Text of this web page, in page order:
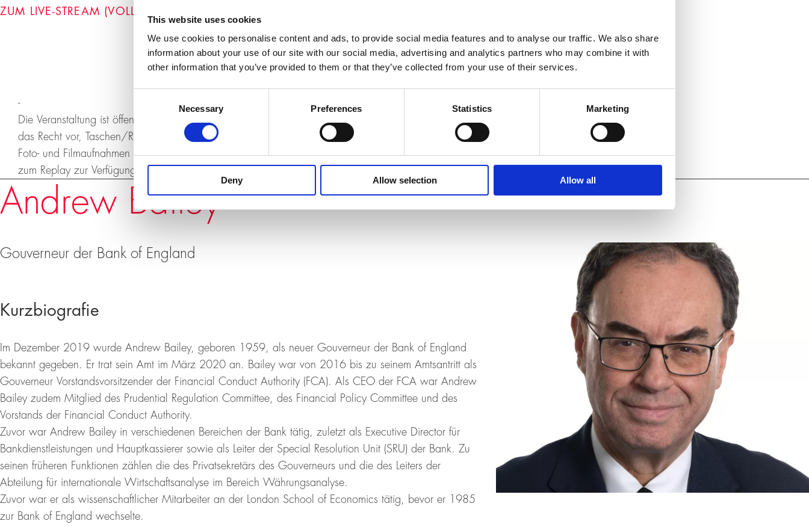
This website uses cookies
We use cookies to personalise content and ads, to provide social media features and to analyse our traffic. We also share
information about your use of our site with our social media, advertising and analytics partners who may combine it with
other information that you’ve provided to them or that they’ve collected from your use of their services.
Necessary Preferences Statistics Marketing
Deny Allow selection Allow all
ZUM LIVE-STREAM (VOLLBILD)
-
Die Veranstaltung ist öffentlich, der Eintritt frei. Voranmeldung nicht nötig. Platzreservation nicht möglich. Das Security-Personal behält sich
das Recht vor, Taschen/Rucksäcke zu kontrollieren.
Foto- und Filmaufnahmen sind ohne Bewilligung verboten und sind zu unterlassen. Die Veranstaltung wird ausserdem live übertragen und
zum Replay zur Verfügung gestellt.
Redner
Andrew Bailey
Gouverneur der Bank of England
Kurzbiografie
Im Dezember 2019 wurde Andrew Bailey, geboren 1959, als neuer Gouverneur der Bank of England
bekannt gegeben. Er trat sein Amt im März 2020 an. Bailey war von 2016 bis zu seinem Amtsantritt als
Gouverneur Vorstandsvorsitzender der Financial Conduct Authority (FCA). Als CEO der FCA war Andrew
Bailey zudem Mitglied des Prudential Regulation Committee, des Financial Policy Committee und des
Vorstands der Financial Conduct Authority.
Zuvor war Andrew Bailey in verschiedenen Bereichen der Bank tätig, zuletzt als Executive Director für
Bankdienstleistungen und Hauptkassierer sowie als Leiter der Special Resolution Unit (SRU) der Bank. Zu
seinen früheren Funktionen zählen die des Privatsekretärs des Gouverneurs und die des Leiters der
Abteilung für internationale Wirtschaftsanalyse im Bereich Währungsanalyse.
Zuvor war er als wissenschaftlicher Mitarbeiter an der London School of Economics tätig, bevor er 1985
zur Bank of England wechselte.